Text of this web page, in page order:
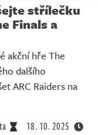
střílečku
Finals a
akční hře The
dalšího
ARC Raiders na
18. 10. 2025